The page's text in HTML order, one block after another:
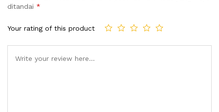
ditandai *
Your rating of this product